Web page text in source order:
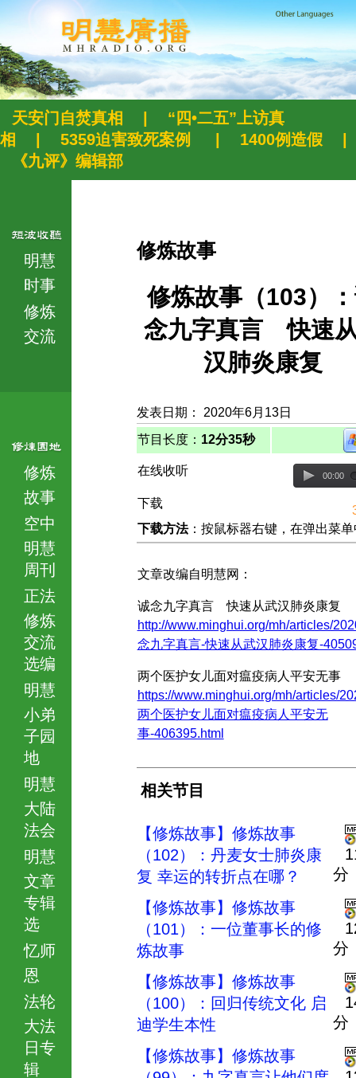
天安门自焚真相
“四•二五”上访真
相
5359迫害致死案例 1400例造假
《九评》编辑部
明慧
时事
修炼
交流
修炼
故事
空中
明慧
周刊
正法
修炼
交流
选编
明慧
小弟
子园
地
明慧
大陆
法会
明慧
文章
专辑
选
忆师
恩
法轮
大法
日专
辑
修炼故事
修炼故事（103）
念九字真言 快速
汉肺炎康复
发表日期： 2020年6月13日
节目长度： 12分35秒
在线收听 00:00
下载
下载方法：按鼠标器右键，在弹出菜
文章改编自明慧网：
诚念九字真言 快速从武汉肺炎康复
http://www.minghui.org/mh/articles/
念九字真言-快速从武汉肺炎康复-
两个医护女儿面对瘟疫病人平安无事
https://www.minghui.org/mh/articles/
两个医护女儿面对瘟疫病人平安无
事-406395.html
相关节目
【修炼故事】修炼故事
（102）：丹麦女士肺炎康
复 幸运的转折点在哪？
分
【修炼故事】修炼故事
（101）：一位董事长的修
炼故事
分
【修炼故事】修炼故事
（100）：回归传统文化 启
迪学生本性
分
【修炼故事】修炼故事